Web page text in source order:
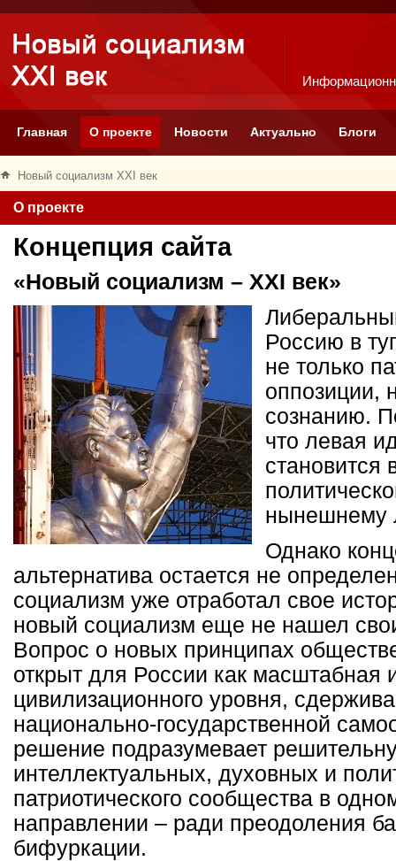
Главная О проекте Новости Актуально Блоги
Новый социализм XXI век
О проекте
Концепция сайта
«Новый социализм – XXI век»
Россию в
не только
оппозиции,
сознанию.
что левая
становится
нынешнему
Однако
альтернатива остается не
социализм уже отработал свое
новый социализм еще не нашел
Вопрос о новых принципах
открыт для России как масштабная
цивилизационного уровня,
национально-государственной
решение подразумевает
интеллектуальных, духовных и
патриотического сообщества в
направлении – ради преодоления
бифуркации.